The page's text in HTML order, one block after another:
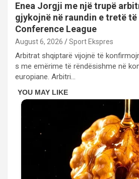
Enea Jorgji me një trupë
gjykojnë në raundin e tretë të
Conference League
August 6, 2026 Sport Ekspres
Arbitrat shqiptarë vijojnë të
s me emërime të rëndësishme në
europiane. Arbitri…